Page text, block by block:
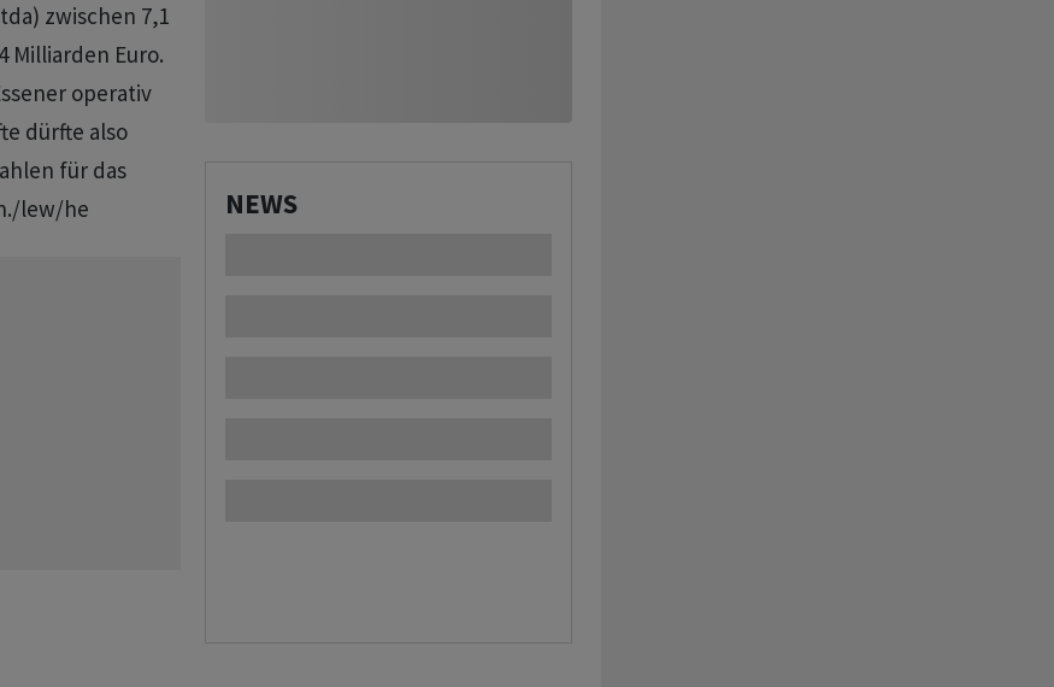
zwischen 7,1
Milliarden Euro.
operativ
dürfte also
für das
lew/he
NEWS